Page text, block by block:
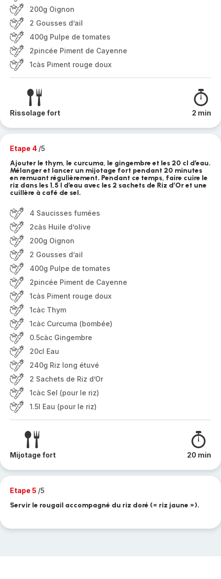
200g Oignon
2 Gousses d’ail
400g Pulpe de tomates
2pincée Piment de Cayenne
1càs Piment rouge doux
Rissolage fort 2 min
Etape 4 /5
Ajouter le thym, le curcuma, le gingembre et les 20 cl d’eau.
Mélanger et lancer un mijotage fort pendant 20 minutes
en remuant régulièrement. Pendant ce temps, faire cuire le
riz dans les 1,5 l d’eau avec les 2 sachets de Riz d’Or et une
cuillère à café de sel.
4 Saucisses fumées
2càs Huile d’olive
200g Oignon
2 Gousses d’ail
400g Pulpe de tomates
2pincée Piment de Cayenne
1càs Piment rouge doux
1càc Thym
1càc Curcuma (bombée)
0.5càc Gingembre
20cl Eau
240g Riz long étuvé
2 Sachets de Riz d’Or
1càc Sel (pour le riz)
1.5l Eau (pour le riz)
Mijotage fort 20 min
Etape 5 /5
Servir le rougail accompagné du riz doré (« riz jaune »).